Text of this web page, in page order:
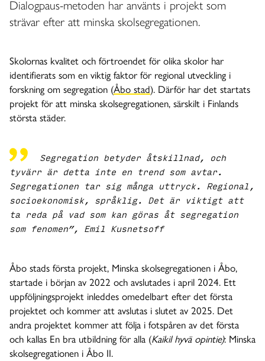
Dialogpaus-metoden har använts i projekt som
strävar efter att minska skolsegregationen.
Skolornas kvalitet och förtroendet för olika skolor har
identifierats som en viktig faktor för regional utveckling i
forskning om segregation (Åbo stad). Därför har det startats
projekt för att minska skolsegregationen, särskilt i Finlands
största städer.
Segregation betyder åtskillnad, och
tyvärr är detta inte en trend som avtar.
Segregationen tar sig många uttryck. Regional,
socioekonomisk, språklig. Det är viktigt att
ta reda på vad som kan göras åt segregation
som fenomen”, Emil Kusnetsoff
Åbo stads första projekt, Minska skolsegregationen i Åbo,
startade i början av 2022 och avslutades i april 2024. Ett
uppföljningsprojekt inleddes omedelbart efter det första
projektet och kommer att avslutas i slutet av 2025. Det
andra projektet kommer att följa i fotspåren av det första
och kallas En bra utbildning för alla (Kaikil hyvä opintie): Minska
skolsegregationen i Åbo II.